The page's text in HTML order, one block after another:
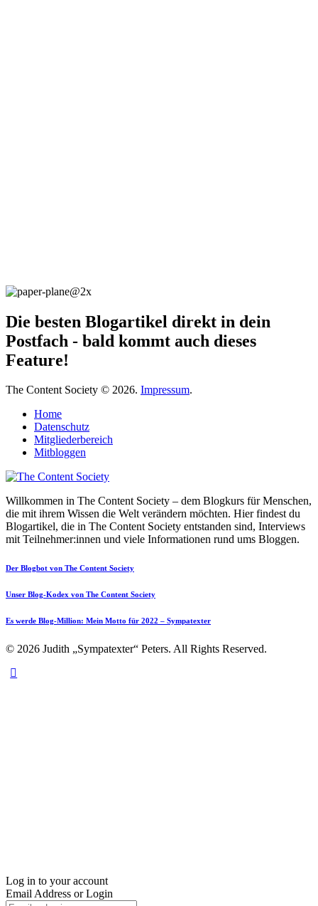
Die besten Blogartikel direkt in dein
Postfach - bald kommt auch dieses
Feature!
The Content Society © 2026. Impressum.
Home
Datenschutz
Mitgliederbereich
Mitbloggen
Willkommen in The Content Society – dem Blogkurs für Menschen,
die mit ihrem Wissen die Welt verändern möchten. Hier findest du
Blogartikel, die in The Content Society entstanden sind, Interviews
mit Teilnehmer:innen und viele Informationen rund ums Bloggen.
Der Blogbot von The Content Society
Unser Blog-Kodex von The Content Society
Es werde Blog-Million: Mein Motto für 2022 – Sympatexter
© 2026 Judith „Sympatexter“ Peters. All Rights Reserved.
Log in to your account
Email Address or Login